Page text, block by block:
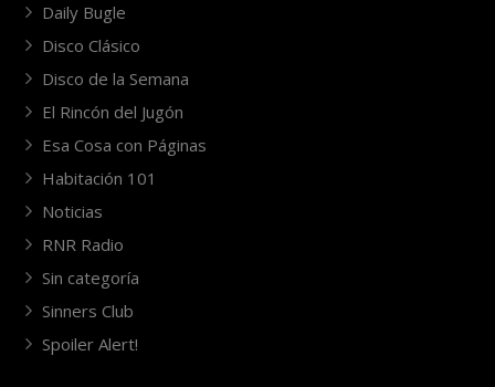
Daily Bugle
Disco Clásico
Disco de la Semana
El Rincón del Jugón
Esa Cosa con Páginas
Habitación 101
Noticias
RNR Radio
Sin categoría
Sinners Club
Spoiler Alert!